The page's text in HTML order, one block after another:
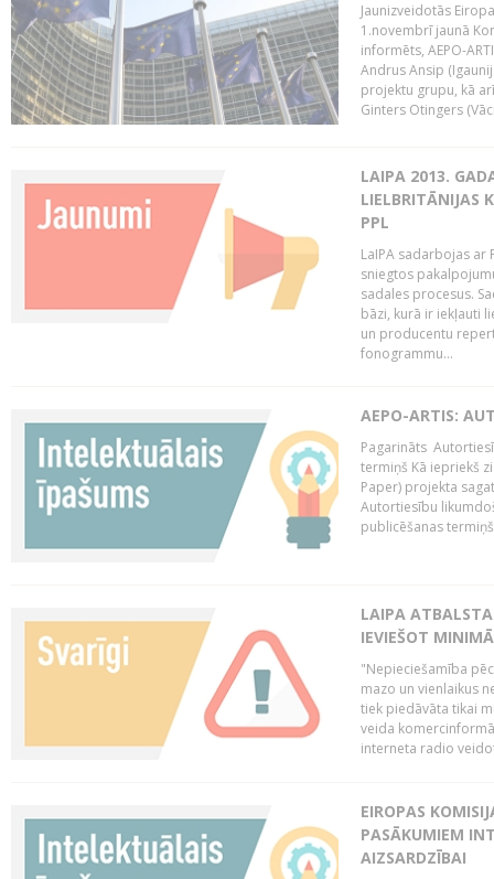
Jaunizveidotās
1.novembrī jaunā
informēts, AEPO-
Andrus Ansip
projektu grupu, kā
Ginters Otingers
LAIPA 2013.
LIELBRITĀNIJAS
PPL
LaIPA sadarbojas
sniegtos
sadales procesus.
bāzi, kurā ir iekļauti
un producentu
fonogrammu...
AEPO-ARTIS:
Pagarināts
termiņš Kā iepriekš
Paper) projekta
Autortiesību
publicēšanas
LAIPA
IEVIEŠOT
"Nepieciešamība
mazo un vienlaikus
tiek piedāvāta tikai
veida
interneta radio
EIROPAS
PASĀKUMIEM
AIZSARDZĪBAI